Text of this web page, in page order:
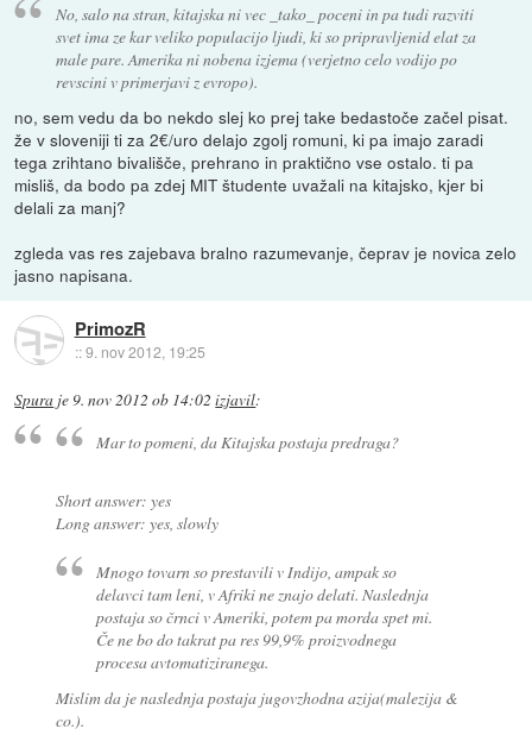
No, salo na stran, kitajska ni vec _tako_ poceni in pa tudi razviti
svet ima ze kar veliko populacijo ljudi, ki so pripravljenid elat za
male pare. Amerika ni nobena izjema (verjetno celo vodijo po
revscini v primerjavi z evropo).
no, sem vedu da bo nekdo slej ko prej take bedastoče začel pisat.
že v sloveniji ti za 2€/uro delajo zgolj romuni, ki pa imajo zaradi
tega zrihtano bivališče, prehrano in praktično vse ostalo. ti pa
misliš, da bodo pa zdej MIT študente uvažali na kitajsko, kjer bi
delali za manj?
zgleda vas res zajebava bralno razumevanje, čeprav je novica zelo
jasno napisana.
PrimozR
::9. nov 2012, 19:25
Spura je9. nov 2012 ob 14:02 izjavil:
Mar to pomeni, da Kitajska postaja predraga?
Short answer: yes
Long answer: yes, slowly
Mnogo tovarn so prestavili v Indijo, ampak so
delavci tam leni, v Afriki ne znajo delati. Naslednja
postaja so črnci v Ameriki, potem pa morda spet mi.
Če ne bo do takrat pa res 99,9% proizvodnega
procesa avtomatiziranega.
Mislim da je naslednja postaja jugovzhodna azija(malezija &
co.).